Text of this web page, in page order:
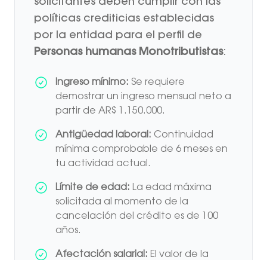
políticas crediticias establecidas
por la entidad para el perfil de
Personas humanas Monotributistas:
Ingreso mínimo: Se requiere
demostrar un ingreso mensual neto a
partir de AR$ 1.150.000.
Antigüedad laboral: Continuidad
mínima comprobable de 6 meses en
tu actividad actual.
Límite de edad: La edad máxima
solicitada al momento de la
cancelación del crédito es de 100
años.
Afectación salarial: El valor de la